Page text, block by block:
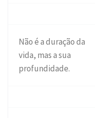
Não é a duração da
vida, mas a sua
profundidade.